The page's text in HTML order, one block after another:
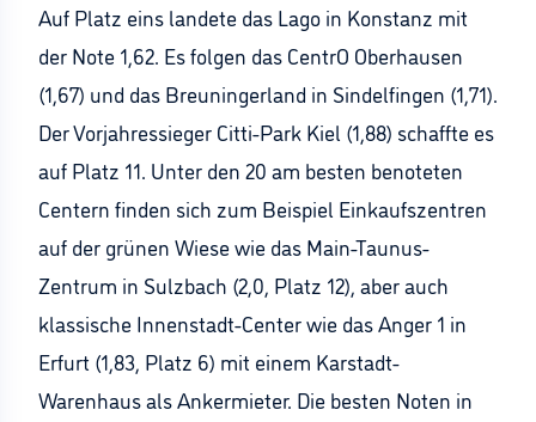
Auf Platz eins landete das Lago in Konstanz mit
der Note 1,62. Es folgen das CentrO Oberhausen
(1,67) und das Breuningerland in Sindelfingen (1,71).
Der Vorjahressieger Citti-Park Kiel (1,88) schaffte es
auf Platz 11. Unter den 20 am besten benoteten
Centern finden sich zum Beispiel Einkaufszentren
auf der grünen Wiese wie das Main-Taunus-
Zentrum in Sulzbach (2,0, Platz 12), aber auch
klassische Innenstadt-Center wie das Anger 1 in
Erfurt (1,83, Platz 6) mit einem Karstadt-
Warenhaus als Ankermieter. Die besten Noten in